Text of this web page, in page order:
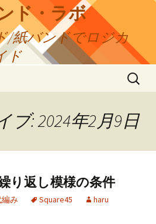
ド・ラボ
/紙バンドでロジカ
ド
検
索:
ブ: 2024年2月9日
り返し模様の条件
み Square45 haru